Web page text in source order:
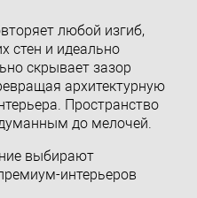
любой изгиб,
стен и идеально
скрывает зазор
архитектурную
Пространство
до мелочей.
выбирают
интерьеров